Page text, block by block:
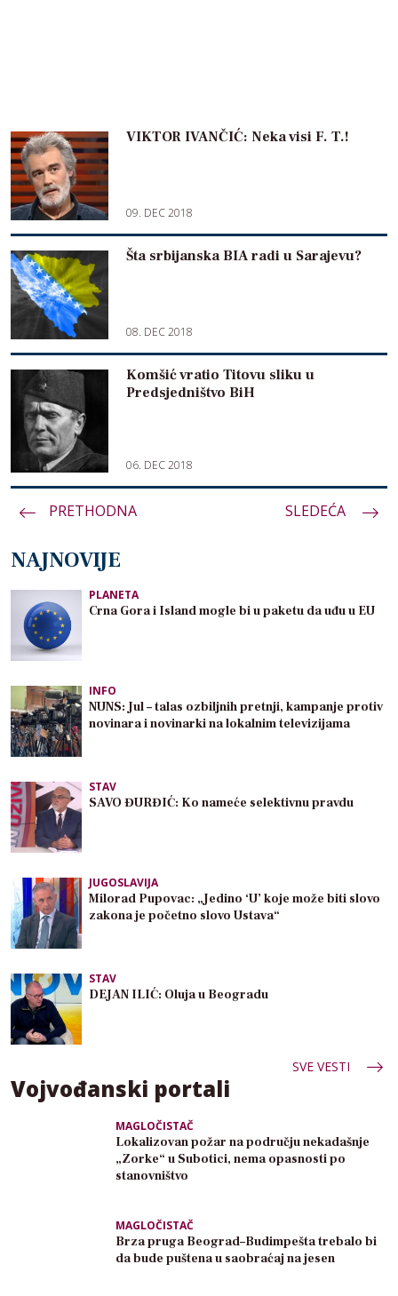
VIKTOR IVANČIĆ: Neka visi F. T.!
09. DEC 2018
Šta srbijanska BIA radi u Sarajevu?
08. DEC 2018
Komšić vratio Titovu sliku u
Predsjedništvo BiH
06. DEC 2018
Paginacija
PRETHODNA SLEDEĆA
NAJNOVIJE
PLANETA
Crna Gora i Island mogle bi u paketu da uđu u EU
INFO
NUNS: Jul – talas ozbiljnih pretnji, kampanje protiv
novinara i novinarki na lokalnim televizijama
STAV
SAVO ĐURĐIĆ: Ko nameće selektivnu pravdu
JUGOSLAVIJA
Milorad Pupovac: „Jedino ‘U’ koje može biti slovo
zakona je početno slovo Ustava“
STAV
DEJAN ILIĆ: Oluja u Beogradu
SVE VESTI
Vojvođanski portali
MAGLOČISTAČ
Lokalizovan požar na području nekadašnje
„Zorke“ u Subotici, nema opasnosti po
stanovništvo
MAGLOČISTAČ
Brza pruga Beograd–Budimpešta trebalo bi
da bude puštena u saobraćaj na jesen